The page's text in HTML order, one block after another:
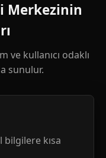
Merkezinin
ve kullanıcı odaklı
sunulur.
kısa